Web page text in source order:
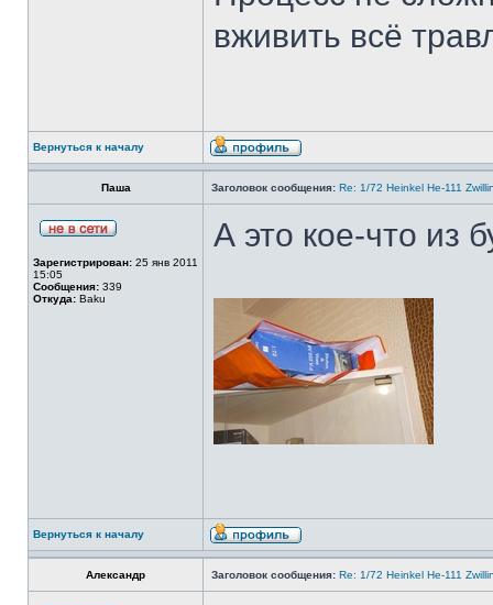
вживить всё
Вернуться к началу
Паша Заголовок сообщения: Re: 1/72 Heinkel He-111
Зарегистрирован: 25 янв 2011
15:05
Сообщения: 339
Откуда: Baku
А это кое-что из
Вернуться к началу
Александр Заголовок сообщения: Re: 1/72 Heinkel He-111